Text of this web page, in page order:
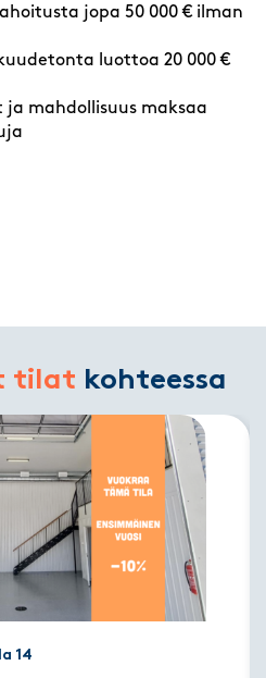
jopa 50 000 € ilman
luottoa 20 000 €
mahdollisuus maksaa
tilat kohteessa
14